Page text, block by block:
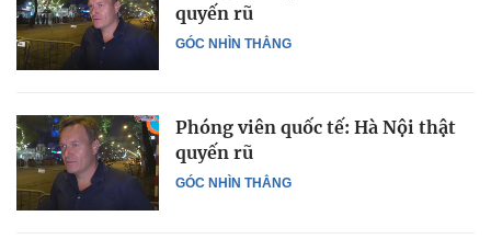
GÓC NHÌN THẲNG
quyến rũ
GÓC NHÌN THẲNG
Phóng viên quốc tế: Hà Nội thật
quyến rũ